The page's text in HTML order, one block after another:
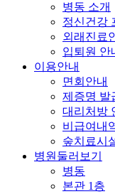
병동 소개
정신건강
외래진료
입퇴원 안
이용안내
면회안내
제증명 발
대리처방
비급여내
숲치료시
병원둘러보기
병동
본관 1층